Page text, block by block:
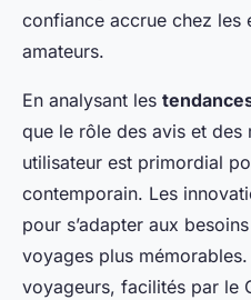
confiance accrue chez les
amateurs.
En analysant les
que le rôle des avis et des
utilisateur est primordial
contemporain. Les
pour s’adapter aux
voyages plus
voyageurs, facilités par le